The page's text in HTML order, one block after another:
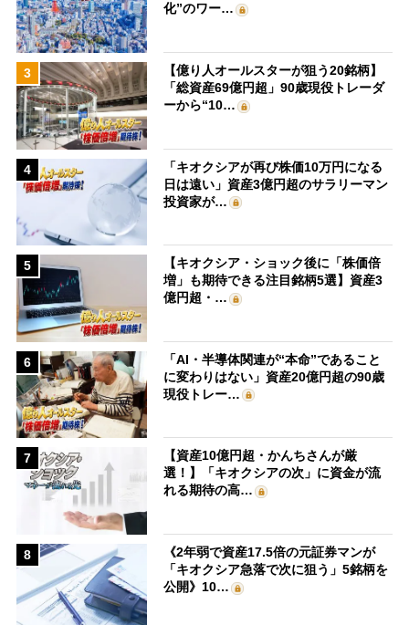
化”のワー…
3
【億り人オールスターが狙う20銘柄】
「総資産69億円超」90歳現役トレーダ
ーから“10…
4
「キオクシアが再び株価10万円になる
日は遠い」資産3億円超のサラリーマン
投資家が…
5
【キオクシア・ショック後に「株価倍
増」も期待できる注目銘柄5選】資産3
億円超・…
6
「AI・半導体関連が“本命”であること
に変わりはない」資産20億円超の90歳
現役トレー…
7
【資産10億円超・かんちさんが厳
選！】「キオクシアの次」に資金が流
れる期待の高…
8
《2年弱で資産17.5倍の元証券マンが
「キオクシア急落で次に狙う」5銘柄を
公開》10…